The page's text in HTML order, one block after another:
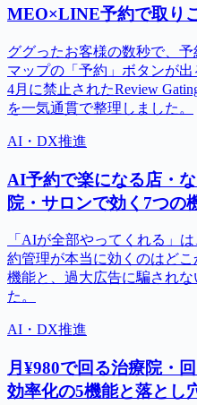
MEO×LINE予約で取り
ググったお客様の数秒で、
マップの「予約」ボタンが
4月に禁止されたReview
を一気通貫で整理しました。
AI・DX推進
AI予約で楽になる店・
院・サロンで効く7つの
「AIが全部やってくれる」
約管理が本当に効くのはど
機能と、過大広告に騙され
た。
AI・DX推進
月¥980で回る治療院・
効率化の5機能と落とし